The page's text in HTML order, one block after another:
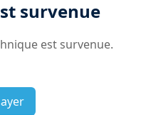
survenue
est survenue.